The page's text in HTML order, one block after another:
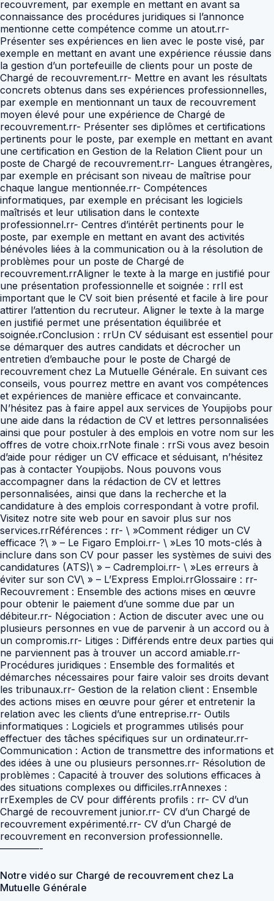
recouvrement, par exemple en mettant en avant sa
connaissance des procédures juridiques si l’annonce
mentionne cette compétence comme un atout.rr-
Présenter ses expériences en lien avec le poste visé, par
exemple en mettant en avant une expérience réussie dans
la gestion d’un portefeuille de clients pour un poste de
Chargé de recouvrement.rr- Mettre en avant les résultats
concrets obtenus dans ses expériences professionnelles,
par exemple en mentionnant un taux de recouvrement
moyen élevé pour une expérience de Chargé de
recouvrement.rr- Présenter ses diplômes et certifications
pertinents pour le poste, par exemple en mettant en avant
une certification en Gestion de la Relation Client pour un
poste de Chargé de recouvrement.rr- Langues étrangères,
par exemple en précisant son niveau de maîtrise pour
chaque langue mentionnée.rr- Compétences
informatiques, par exemple en précisant les logiciels
maîtrisés et leur utilisation dans le contexte
professionnel.rr- Centres d’intérêt pertinents pour le
poste, par exemple en mettant en avant des activités
bénévoles liées à la communication ou à la résolution de
problèmes pour un poste de Chargé de
recouvrement.rrAligner le texte à la marge en justifié pour
une présentation professionnelle et soignée : rrIl est
important que le CV soit bien présenté et facile à lire pour
attirer l’attention du recruteur. Aligner le texte à la marge
en justifié permet une présentation équilibrée et
soignée.rConclusion : rrUn CV séduisant est essentiel pour
se démarquer des autres candidats et décrocher un
entretien d’embauche pour le poste de Chargé de
recouvrement chez La Mutuelle Générale. En suivant ces
conseils, vous pourrez mettre en avant vos compétences
et expériences de manière efficace et convaincante.
N’hésitez pas à faire appel aux services de Youpijobs pour
une aide dans la rédaction de CV et lettres personnalisées
ainsi que pour postuler à des emplois en votre nom sur les
offres de votre choix.rrNote finale : rrSi vous avez besoin
d’aide pour rédiger un CV efficace et séduisant, n’hésitez
pas à contacter Youpijobs. Nous pouvons vous
accompagner dans la rédaction de CV et lettres
personnalisées, ainsi que dans la recherche et la
candidature à des emplois correspondant à votre profil.
Visitez notre site web pour en savoir plus sur nos
services.rrRéférences : rr- \ »Comment rédiger un CV
efficace ?\ » – Le Figaro Emploi.rr- \ »Les 10 mots-clés à
inclure dans son CV pour passer les systèmes de suivi des
candidatures (ATS)\ » – Cadremploi.rr- \ »Les erreurs à
éviter sur son CV\ » – L’Express Emploi.rrGlossaire : rr-
Recouvrement : Ensemble des actions mises en œuvre
pour obtenir le paiement d’une somme due par un
débiteur.rr- Négociation : Action de discuter avec une ou
plusieurs personnes en vue de parvenir à un accord ou à
un compromis.rr- Litiges : Différends entre deux parties qui
ne parviennent pas à trouver un accord amiable.rr-
Procédures juridiques : Ensemble des formalités et
démarches nécessaires pour faire valoir ses droits devant
les tribunaux.rr- Gestion de la relation client : Ensemble
des actions mises en œuvre pour gérer et entretenir la
relation avec les clients d’une entreprise.rr- Outils
informatiques : Logiciels et programmes utilisés pour
effectuer des tâches spécifiques sur un ordinateur.rr-
Communication : Action de transmettre des informations et
des idées à une ou plusieurs personnes.rr- Résolution de
problèmes : Capacité à trouver des solutions efficaces à
des situations complexes ou difficiles.rrAnnexes :
rrExemples de CV pour différents profils : rr- CV d’un
Chargé de recouvrement junior.rr- CV d’un Chargé de
recouvrement expérimenté.rr- CV d’un Chargé de
recouvrement en reconversion professionnelle.
————-
Notre vidéo sur Chargé de recouvrement chez La
Mutuelle Générale